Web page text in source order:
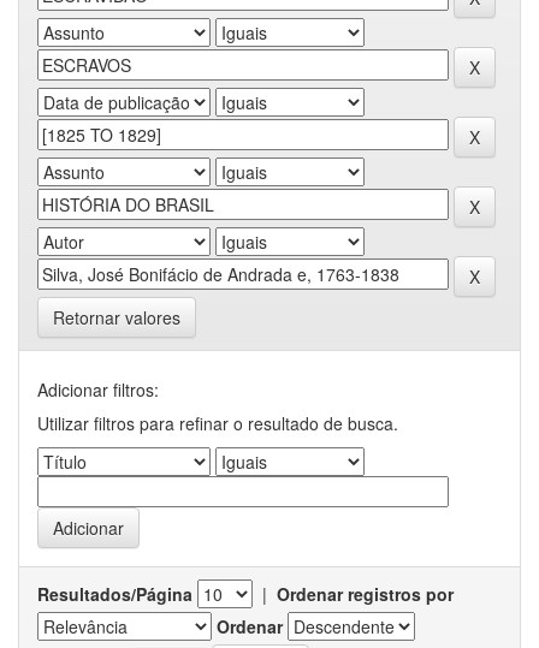
Retornar valores
Adicionar filtros:
Utilizar filtros para refinar o resultado de busca.
Resultados/Página | Ordenar registros por
Ordenar